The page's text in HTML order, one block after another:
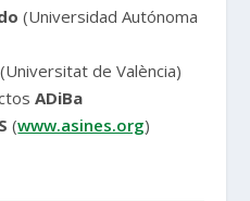
(Universidad Autónoma
(Universitat de València)
ADiBa
(www.asines.org)